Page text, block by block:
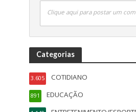
Clique aqui para postar um
Categorias
COTIDIANO
3.605
EDUCAÇÃO
891